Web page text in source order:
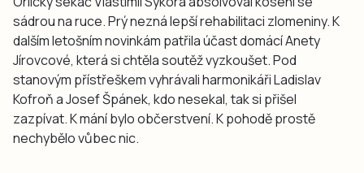
sádrou na ruce. Prý nezná lepší rehabilitaci zlomeniny. K
dalším letošním novinkám patřila účast domácí Anety
Jírovcové, která si chtěla soutěž vyzkoušet. Pod
stanovým přístřeškem vyhrávali harmonikáři Ladislav
Kofroň a Josef Špánek, kdo nesekal, tak si přišel
zazpívat. K mání bylo občerstvení. K pohodě prostě
nechybělo vůbec nic.